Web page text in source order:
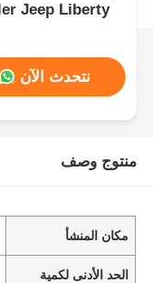
Jeep Liberty
نتحدث الآن
منتوج وصف
مكان المنشأ
الحد الأدنى لكمية